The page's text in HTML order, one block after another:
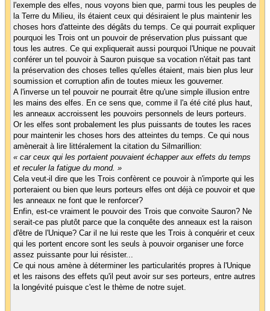
l'exemple des elfes, nous voyons bien que, parmi tous les peuples de
la Terre du Milieu, ils étaient ceux qui désiraient le plus maintenir les
choses hors d'atteinte des dégâts du temps. Ce qui pourrait expliquer
pourquoi les Trois ont un pouvoir de préservation plus puissant que
tous les autres. Ce qui expliquerait aussi pourquoi l'Unique ne pouvait
conférer un tel pouvoir à Sauron puisque sa vocation n'était pas tant
la préservation des choses telles qu'elles étaient, mais bien plus leur
soumission et corruption afin de toutes mieux les gouverner.
A l'inverse un tel pouvoir ne pourrait être qu'une simple illusion entre
les mains des elfes. En ce sens que, comme il l'a été cité plus haut,
les anneaux accroissent les pouvoirs personnels de leurs porteurs.
Or les elfes sont probalement les plus puissants de toutes les races
pour maintenir les choses hors des atteintes du temps. Ce qui nous
amènerait à lire littéralement la citation du Silmarillion:
« car ceux qui les portaient pouvaient échapper aux effets du temps
et reculer la fatigue du mond. »
Cela veut-il dire que les Trois confèrent ce pouvoir à n'importe qui les
porteraient ou bien que leurs porteurs elfes ont déjà ce pouvoir et que
les anneaux ne font que le renforcer?
Enfin, est-ce vraiment le pouvoir des Trois que convoite Sauron? Ne
serait-ce pas plutôt parce que la conquête des anneaux est la raison
d'être de l'Unique? Car il ne lui reste que les Trois à conquérir et ceux
qui les portent encore sont les seuls à pouvoir organiser une force
assez puissante pour lui résister...
Ce qui nous amène à déterminer les particularités propres à l'Unique
et les raisons des effets qu'il peut avoir sur ses porteurs, entre autres
la longévité puisque c'est le thème de notre sujet.